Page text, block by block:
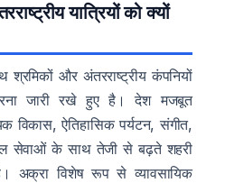
यात्रियों को क्यों
श्रमिकों और अंतरराष्ट्रीय कंपनियों
जारी रखे हुए है। देश मजबूत
विकास, ऐतिहासिक पर्यटन, संगीत,
सेवाओं के साथ तेजी से बढ़ते शहरी
अक्रा विशेष रूप से व्यावसायिक